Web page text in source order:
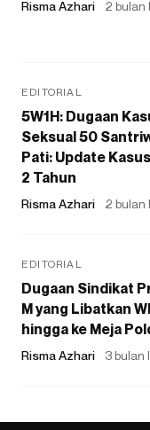
Risma Azhari 2 bulan
EDITORIAL
5W1H: Dugaan
Seksual 50
Pati: Update
2 Tahun
Risma Azhari 2 bulan
EDITORIAL
Dugaan Sindikat
M yang Libatkan
hingga ke Meja
Risma Azhari 3 bulan